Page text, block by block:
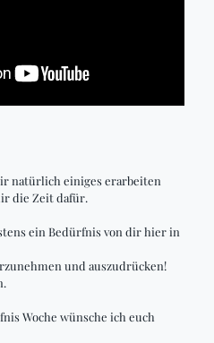
natürlich einiges erarbeiten
die Zeit dafür.
ein Bedürfnis von dir hier in
und auszudrücken!
Woche wünsche ich euch